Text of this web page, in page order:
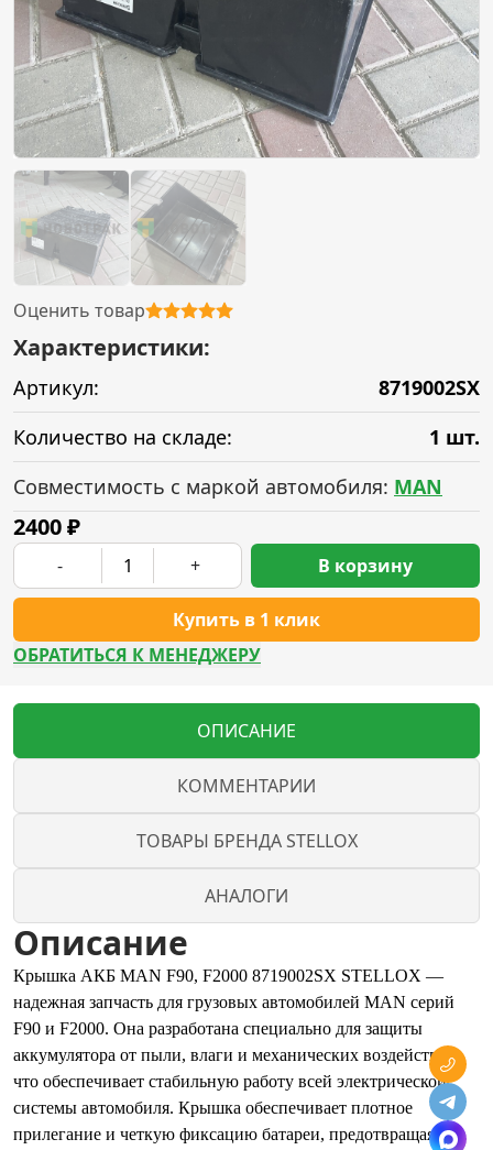
Оценить товар
Характеристики:
Артикул:
8719002SX
Количество на складе:
1 шт.
Совместимость с маркой автомобиля: MAN
2400₽
- +
Купить в 1 клик
В корзину
ОБРАТИТЬСЯ К МЕНЕДЖЕРУ
ОПИСАНИЕ
КОММЕНТАРИИ
ТОВАРЫ БРЕНДА STELLOX
АНАЛОГИ
Описание
Крышка АКБ MAN F90, F2000 8719002SX STELLOX —
надежная запчасть для грузовых автомобилей MAN серий
F90 и F2000. Она разработана специально для защиты
аккумулятора от пыли, влаги и механических воздействий,
что обеспечивает стабильную работу всей электрической
системы автомобиля. Крышка обеспечивает плотное
прилегание и четкую фиксацию батареи, предотвращая